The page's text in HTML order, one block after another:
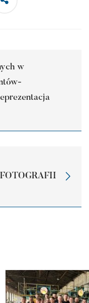
w